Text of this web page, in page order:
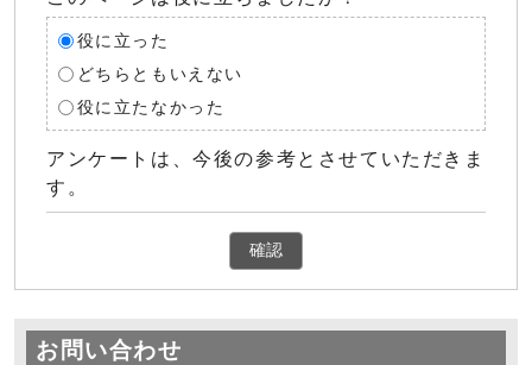
役に立った
どちらともいえない
役に立たなかった
アンケートは、今後の参考とさせていただきま
す。
確認
お問い合わせ